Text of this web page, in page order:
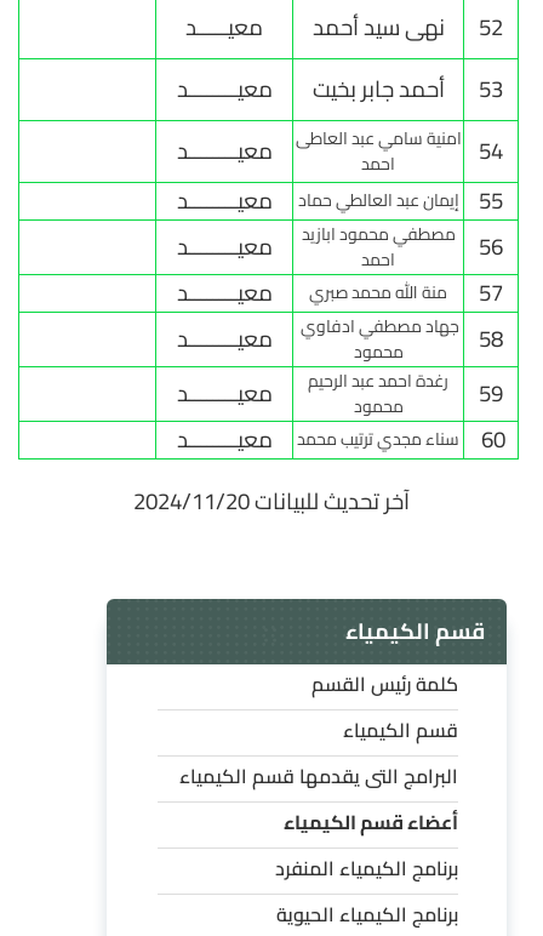
52
نهى سيد أحمد
معيـــــد
53
أحمد جابر بخيت
معيــــــــد
54
امنية سامي عبد العاطى
احمد
معيــــــــد
55
إيمان عبد العالطي حماد
معيــــــــد
56
مصطفي محمود ابازيد
احمد
معيــــــــد
57
منة الله محمد صبري
معيــــــــد
58
جهاد مصطفي ادفاوي
محمود
معيــــــــد
59
رغدة احمد عبد الرحيم
محمود
معيــــــــد
60
سناء مجدي ترتيب محمد
معيــــــــد
2024/11/20 آخر تحديث للبيانات
قسم الكيمياء
كلمة رئيس القسم
قسم الكيمياء
البرامج التى يقدمها قسم الكيمياء
أعضاء قسم الكيمياء
برنامج الكيمياء المنفرد
برنامج الكيمياء الحيوية